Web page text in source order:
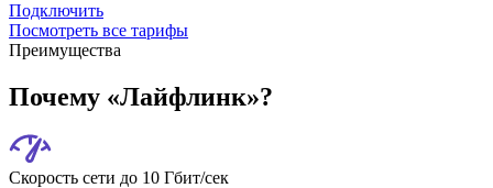
Подключить
Посмотреть все тарифы
Преимущества
Почему «Лайфлинк»?
Скорость сети до 10 Гбит/сек